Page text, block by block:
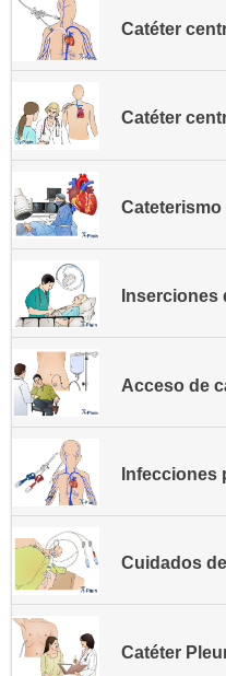
Inserciones
Infecciones
Catéter